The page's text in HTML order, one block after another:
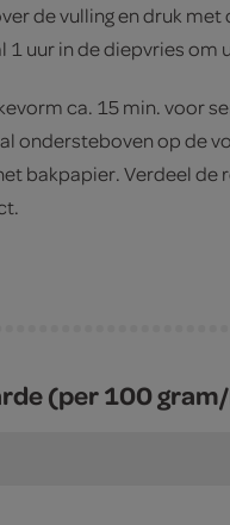
de vulling en druk met
1 uur in de diepvries om
ca. 15 min. voor
ondersteboven op de
bakpapier. Verdeel de
(per 100